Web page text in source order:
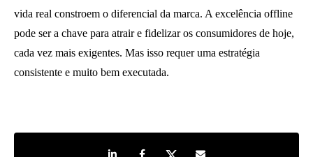
vida real constroem o diferencial da marca. A excelência offline
pode ser a chave para atrair e fidelizar os consumidores de hoje,
cada vez mais exigentes. Mas isso requer uma estratégia
consistente e muito bem executada.
Share on LinkedIn
Share on Facebook
Share on TwitterShare by e-mail